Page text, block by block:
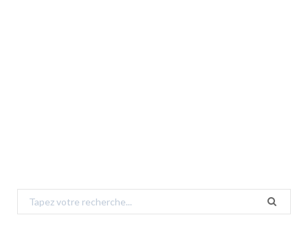
Search
for: